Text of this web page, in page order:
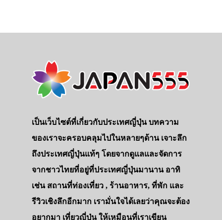
เป็นเว็บไซต์ที่เกี่ยวกับประเทศญี่ปุ่น บทความ
ของเราจะครอบคลุมไปในหลายๆด้าน เจาะลึก
ถึงประเทศญี่ปุ่นแท้ๆ โดยจากดูแลและจัดการ
จากชาวไทยที่อยู่ที่ประเทศญี่ปุ่นมานาน อาทิ
เช่น สถานที่ท่องเที่ยว , ร้านอาหาร, ที่พัก และ
รีวิวเชิงลึกอีกมาก เรามั่นใจได้เลยว่าคุณจะต้อง
อยากมา เที่ยวญี่ปุ่น ให้เหมือนที่เราเขียน